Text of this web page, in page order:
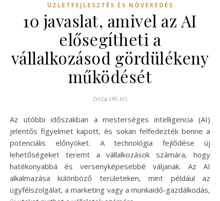
ÜZLETFEJLESZTÉS ÉS NÖVEKEDÉS
10 javaslat, amivel az AI
elősegítheti a
vállalkozásod gördülékeny
működését
2024.06.10.
Az utóbbi időszakban a mesterséges intelligencia (AI)
jelentős figyelmet kapott, és sokan felfedezték benne a
potenciális előnyöket. A technológia fejlődése új
lehetőségeket teremt a vállalkozások számára, hogy
hatékonyabbá és versenyképesebbé váljanak. Az AI
alkalmazása különböző területeken, mint például az
ügyfélszolgálat, a marketing vagy a munkaidő-gazdálkodás,